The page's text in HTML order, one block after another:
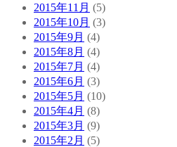
2015年11月 (5)
2015年10月 (3)
2015年9月 (4)
2015年8月 (4)
2015年7月 (4)
2015年6月 (3)
2015年5月 (10)
2015年4月 (8)
2015年3月 (9)
2015年2月 (5)